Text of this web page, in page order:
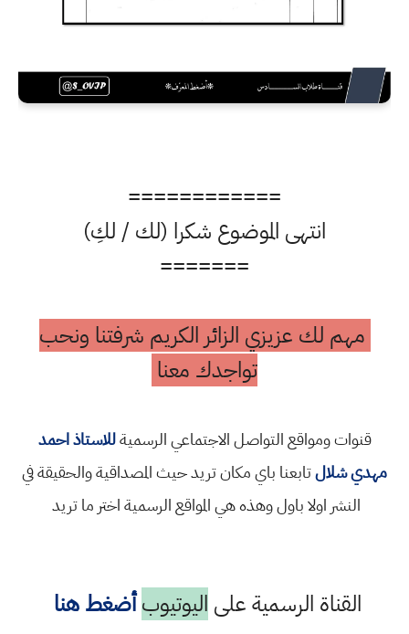
============
انتهى الموضوع شكرا (لك / لكِ)
=======
مهم لك عزيزي الزائر الكريم شرفتنا ونحب
تواجدك معنا
قنوات ومواقع التواصل الاجتماعي الرسميةللاستاذ احمد
مهدي شلالتابعنا باي مكان تريد حيث المصداقية والحقيقة في
النشر اولا باول وهذه هي المواقع الرسمية اختر ما تريد
القناة الرسمية على اليوتيوب أضغط هنا